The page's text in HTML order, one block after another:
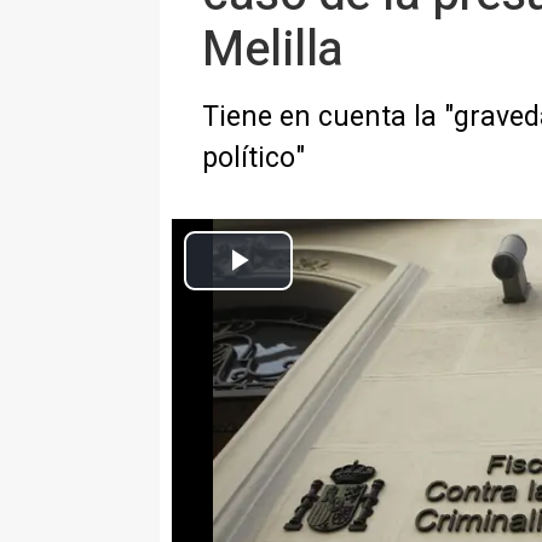
Melilla
Tiene en cuenta la
político"
Europa Press Nacional
Actualizado: viernes, 26 mayo 2023 17:44
MADRID, 26 May. (EUROPA
García Ortiz, ha encargado a
presunta trama de compra de
gravedad y trascendencia
pretensión de alterar la libre